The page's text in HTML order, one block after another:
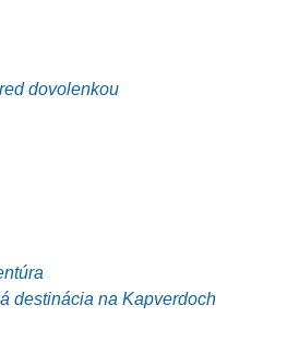
dovolenkou
destinácia na Kapverdoch